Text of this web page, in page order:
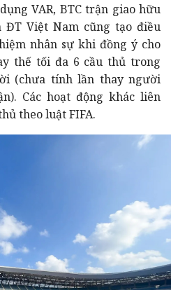
VAR, BTC trận giao hữu
ĐT Việt Nam cũng tạo điều
nhân sự khi đồng ý cho
thế tối đa 6 cầu thủ trong
(chưa tính lần thay người
Các hoạt động khác liên
theo luật FIFA.